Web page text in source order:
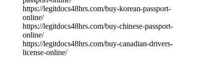
https://legitdocs48hrs.com/buy-korean-passport-
online/
https://legitdocs48hrs.com/buy-chinese-passport-
online/
https://legitdocs48hrs.com/buy-canadian-drivers-
license-online/